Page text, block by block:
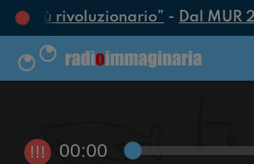
più rivoluzionario”- Dal MUR
!!! 00:00